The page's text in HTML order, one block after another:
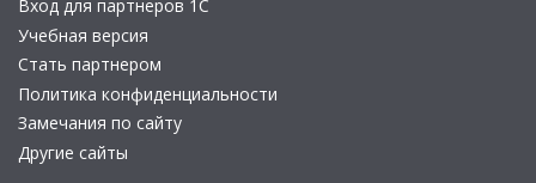
Вход для партнеров 1С
Учебная версия
Стать партнером
Политика конфиденциальности
Замечания по сайту
Другие сайты